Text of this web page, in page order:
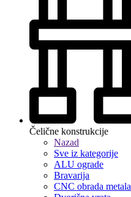
Čelične konstrukcije
Nazad
Sve iz kategorije
ALU ograde
Bravarija
CNC obrada metala